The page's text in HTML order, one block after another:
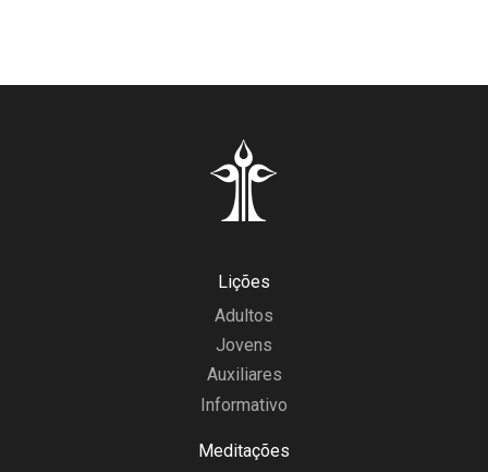
Lições
Adultos
Jovens
Auxiliares
Informativo
Meditações